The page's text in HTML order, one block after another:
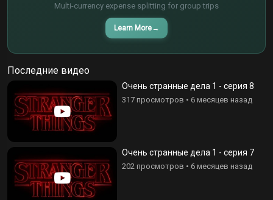
Multi-currency expense splitting for group trips
Learn More →
Последние видео
Очень странные дела 1 - серия 8
317 просмотров • 6 месяцев назад
Очень странные дела 1 - серия 7
202 просмотров • 6 месяцев назад